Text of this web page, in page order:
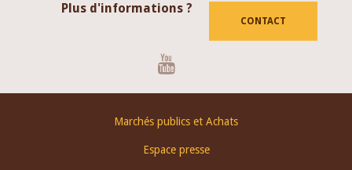
Plus d'informations ?
CONTACT
Marchés publics et Achats
Espace presse